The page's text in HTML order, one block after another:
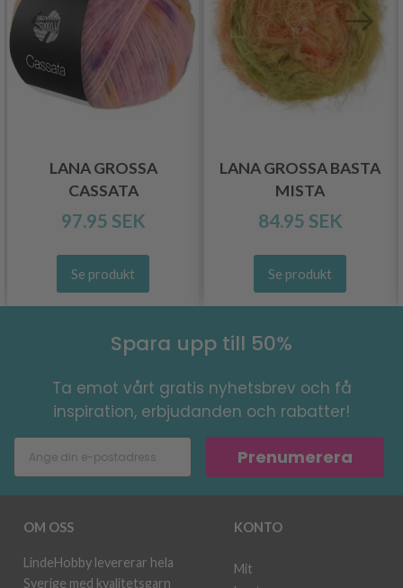
LANA GROSSA
CASSATA
97.95 SEK
Se produkt
LANA GROSSA BASTA
MISTA
84.95 SEK
Se produkt
Spara upp till 50%
Ta emot vårt gratis nyhetsbrev och få
inspiration, erbjudanden och rabatter!
Prenumerera
OM OSS
LindeHobby levererar hela
Sverige med kvalitetsgarn
KONTO
Mit